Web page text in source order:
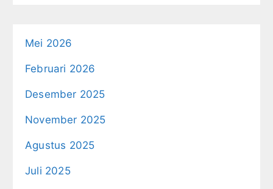
Mei 2026
Februari 2026
Desember 2025
November 2025
Agustus 2025
Juli 2025